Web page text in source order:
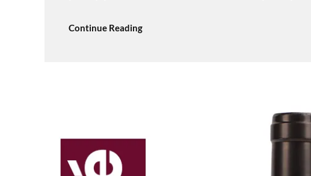
Continue Reading